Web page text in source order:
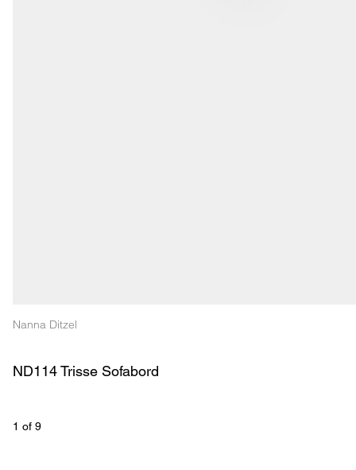
Nanna Ditzel
ND114 Trisse Sofabord
1 of 9